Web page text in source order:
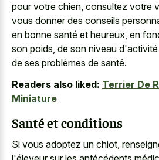
pour votre chien, consultez votre
vous donner des conseils
en bonne santé et heureux, en
son poids, de son niveau
de ses problèmes de santé.
Readers also liked: Terrier De
Miniature
Santé et conditions
Si vous adoptez un chiot,